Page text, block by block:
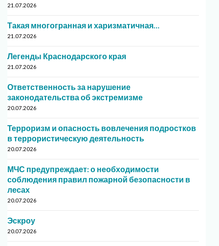
21.07.2026
Такая многогранная и харизматичная…
21.07.2026
Легенды Краснодарского края
21.07.2026
Ответственность за нарушение
законодательства об экстремизме
20.07.2026
Терроризм и опасность вовлечения подростков
в террористическую деятельность
20.07.2026
МЧС предупреждает: о необходимости
соблюдения правил пожарной безопасности в
лесах
20.07.2026
Эскроу
20.07.2026